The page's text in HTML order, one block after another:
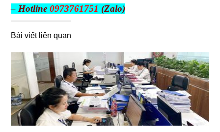
– Hotline0973761751 (Zalo)
Bài viết liên quan